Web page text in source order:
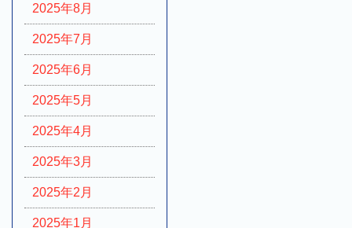
2025年8月
2025年7月
2025年6月
2025年5月
2025年4月
2025年3月
2025年2月
2025年1月